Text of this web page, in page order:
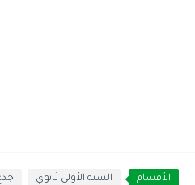
الأقسام السنة الأولى ثانوي